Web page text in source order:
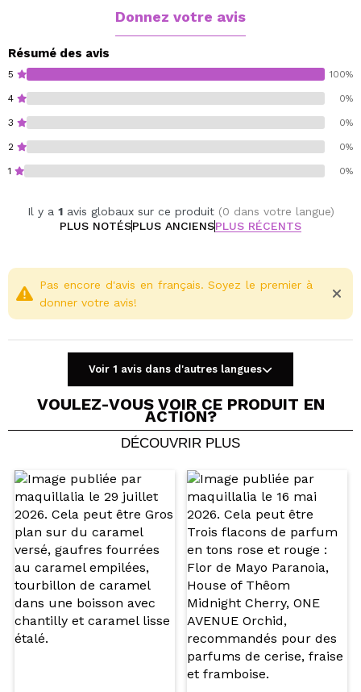
Donnez votre avis
Résumé des avis
5 100%
4 0%
3 0%
2 0%
1 0%
Il y a 1avis globaux sur ce produit (0 dans votre langue)
PLUS NOTÉSPLUS ANCIENSPLUS RÉCENTS
Partager une vidéo ou une photo
Votre vidéo pourrait être la première. Imaginez...
Recommandez-vous cet achat? Oui Non
ENVOYER
Pas encore d'avis en français. Soyez le premier à
donner votre avis!
Voir 1 avis dans d'autres langues
VOULEZ-VOUS VOIR CE PRODUIT EN
ACTION?
DÉCOUVRIR PLUS